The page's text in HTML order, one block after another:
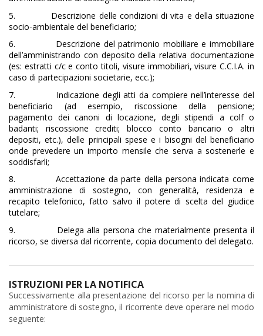
5.
Descrizione delle condizioni di vita e della situazione
socio-ambientale del beneficiario;
6.
Descrizione del patrimonio mobiliare e immobiliare
dell’amministrando con deposito della relativa documentazione
(es: estratti c/c e conto titoli, visure immobiliari, visure C.C.I.A. in
caso di partecipazioni societarie, ecc.);
7.
Indicazione degli atti da compiere nell’interesse del
beneficiario (ad esempio, riscossione della pensione;
pagamento dei canoni di locazione, degli stipendi a colf o
badanti; riscossione crediti; blocco conto bancario o altri
depositi, etc.), delle principali spese e i bisogni del beneficiario
onde prevedere un importo mensile che serva a sostenerle e
soddisfarli;
8.
Accettazione da parte della persona indicata come
amministrazione di sostegno, con generalità, residenza e
recapito telefonico, fatto salvo il potere di scelta del giudice
tutelare;
9.
Delega alla persona che materialmente presenta il
ricorso, se diversa dal ricorrente, copia documento del delegato.
ISTRUZIONI PER LA NOTIFICA
Successivamente alla presentazione del ricorso per la nomina di
amministratore di sostegno, il ricorrente deve operare nel modo
seguente: